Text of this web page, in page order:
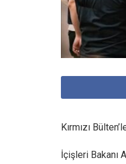
Kırmızı
İçişleri Bakanı